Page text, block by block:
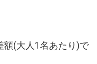
額(大人1名あたり)で